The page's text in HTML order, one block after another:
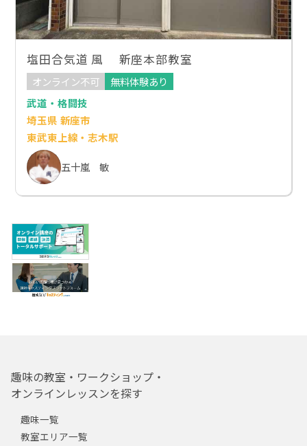
塩田合気道 風 新座本部教室
オンライン不可
無料体験あり
武道・格闘技
埼玉県 新座市
東武東上線・志木駅
五十嵐 敏
趣味の教室・ワークショップ・
オンラインレッスンを探す
趣味一覧
教室エリア一覧